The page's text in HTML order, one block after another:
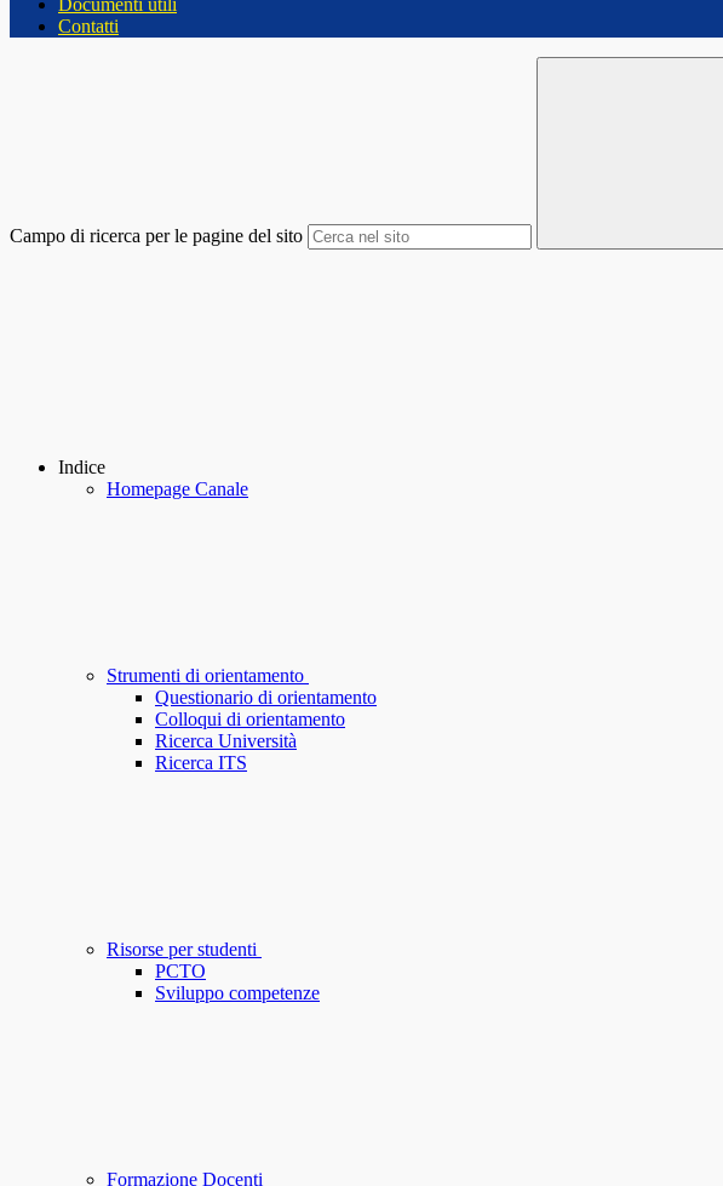
Documenti utili
Contatti
Campo di ricerca per le pagine del sito
Indice
Homepage Canale
Strumenti di orientamento
Questionario di orientamento
Colloqui di orientamento
Ricerca Università
Ricerca ITS
Risorse per studenti
PCTO
Sviluppo competenze
Formazione Docenti